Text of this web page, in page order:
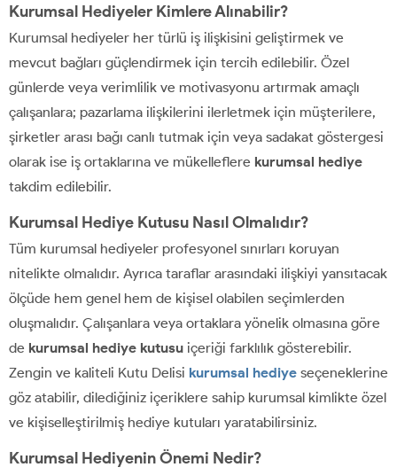
Kurumsal Hediyeler Kimlere Alınabilir?
Kurumsal hediyeler her türlü iş ilişkisini geliştirmek ve
mevcut bağları güçlendirmek için tercih edilebilir. Özel
günlerde veya verimlilik ve motivasyonu artırmak amaçlı
çalışanlara; pazarlama ilişkilerini ilerletmek için müşterilere,
şirketler arası bağı canlı tutmak için veya sadakat göstergesi
olarak ise iş ortaklarına ve mükelleflere kurumsal hediye
takdim edilebilir.
Kurumsal Hediye Kutusu Nasıl Olmalıdır?
Tüm kurumsal hediyeler profesyonel sınırları koruyan
nitelikte olmalıdır. Ayrıca taraflar arasındaki ilişkiyi yansıtacak
ölçüde hem genel hem de kişisel olabilen seçimlerden
oluşmalıdır. Çalışanlara veya ortaklara yönelik olmasına göre
de kurumsal hediye kutusu içeriği farklılık gösterebilir.
Zengin ve kaliteli Kutu Delisi kurumsal hediye seçeneklerine
göz atabilir, dilediğiniz içeriklere sahip kurumsal kimlikte özel
ve kişiselleştirilmiş hediye kutuları yaratabilirsiniz.
Kurumsal Hediyenin Önemi Nedir?